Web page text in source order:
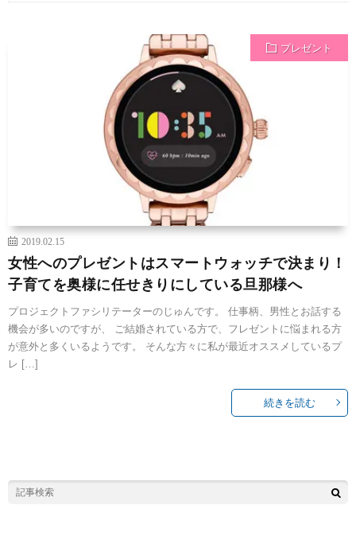
プレゼント
2019.02.15
女性へのプレゼントはスマートウォッチで決まり！
子育てを奥様に任せきりにしている旦那様へ
プロジェクトファシリテーターのじゅんです。 仕事柄、男性とお話する
機会が多いのですが、 ご結婚されている方で、フレゼントに悩まれる方
が意外と多くいるようです。 そんな方々に私が最近オススメしているプ
レ […]
続きを読む